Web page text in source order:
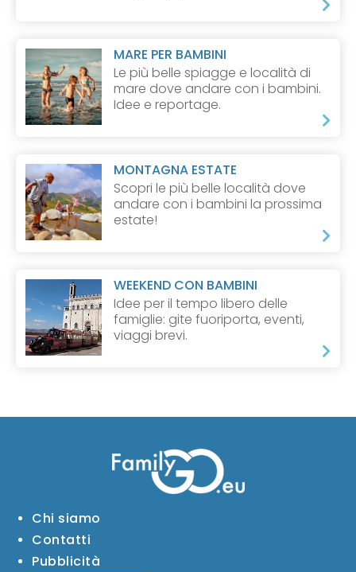
MARE PER BAMBINI
Le più belle spiagge e località di
mare dove andare con i bambini.
Idee e reportage.
MONTAGNA ESTATE
Scopri le più belle località dove
andare con i bambini la prossima
estate!
WEEKEND CON BAMBINI
Idee per il tempo libero delle
famiglie: gite fuoriporta, eventi,
viaggi brevi.
Chi siamo
Contatti
Pubblicità